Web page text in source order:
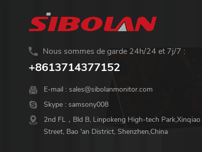
Nous sommes de garde 24h/24 et 7j/7 :
+8613714377152
E-mail : sales@sibolanmonitor.com
Skype : samsony008
2nd FL，Bld B, Linpokeng High-tech Park,Xinqiao
Street, Bao 'an District, Shenzhen,China